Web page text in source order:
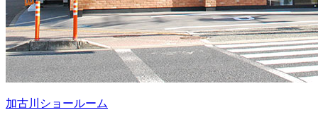
加古川ショールーム